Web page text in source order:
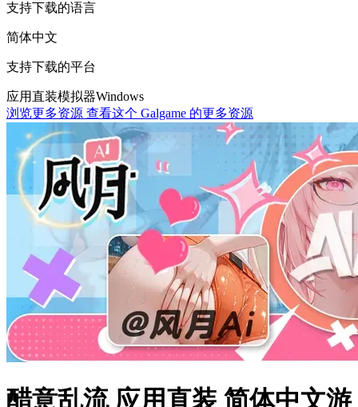
支持下载的语言
简体中文
支持下载的平台
应用直装模拟器Windows
浏览更多资源 查看这个 Galgame 的更多资源
醋意乱流 应用直装 简体中文游